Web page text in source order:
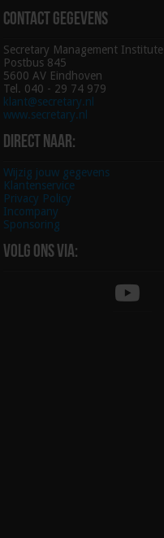
Contact gegevens
Secretary Management Institute
Postbus 845
5600 AV Eindhoven
Tel. 040 - 29 74 979
klant@secretary.nl
www.secretary.nl
Direct naar:
Wijzig jouw gegevens
Klantenservice
Privacy Policy
Incompany
Sponsoring
Volg ons via: